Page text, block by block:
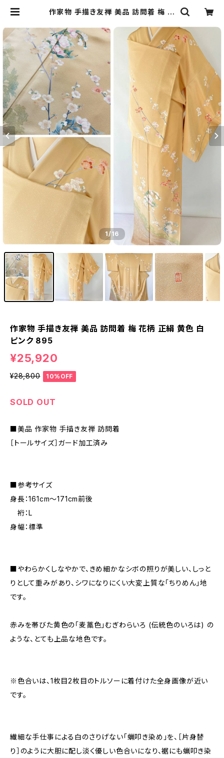
作家物 手描き友禅 美品 訪問着 梅 花
no Re:和 [online store] キモノリ
ワ 着物 帯
1/16
作家物 手描き友禅 美品 訪問着 梅 花柄 正絹 黄色 白
ピンク 895
¥25,920
¥28,800 10%OFF
SOLD OUT
■美品 作家物 手描き友禅 訪問着
［トールサイズ］ガード加工済み
■参考サイズ
身長：161cm～171cm前後
裄：L
身幅：標準
■やわらかくしなやかで、きめ細かなシボの照りが美しい、しっと
りとして重みがあり、シワになりにくい大変上質な「ちりめん」地
です。
赤みを帯びた黄色の「麦藁色」むぎわらいろ (伝統色のいろは) の
ような、とても上品な地色です。
※色合いは、1枚目2枚目のトルソーに着付けた全身画像が近い
です。
繊細な手仕事による白のさりげない「蝋叩き染め」を、［片身替
り］のように大胆に配し淡く優しい色合いになり、裾にも蝋叩き染